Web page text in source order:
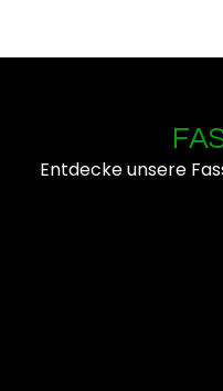
Entdecke unsere